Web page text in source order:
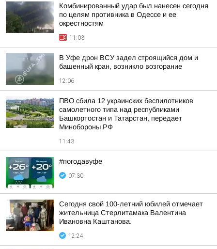
Комбинированный удар был нанесен сегодня
по целям противника в Одессе и ее
окрестностям
11:03
В Уфе дрон ВСУ задел строящийся дом и
башенный кран, возникло возгорание
12:06
ПВО сбила 12 украинских беспилотников
самолетного типа над республиками
Башкортостан и Татарстан, передает
Минобороны РФ
11:43
#погодавуфе
07:30
Сегодня свой 100-летний юбилей отмечает
жительница Стерлитамака Валентина
Ивановна Каштанова.
12:24